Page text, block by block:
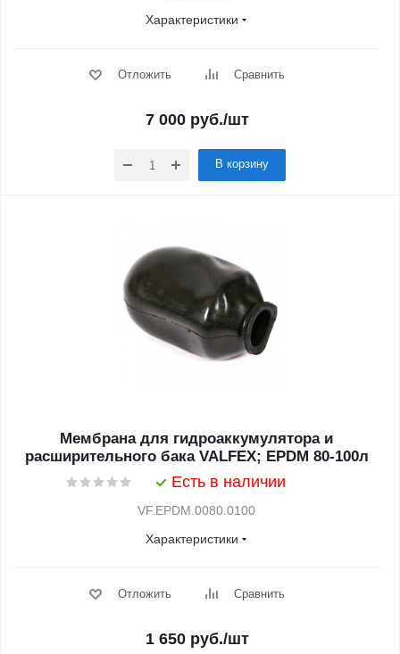
Характеристики
Отложить Сравнить
7 000руб./шт
В корзину
Мембрана для гидроаккумулятора и
расширительного бака VALFEX; EPDM 80-100л
Есть в наличии
VF.EPDM.0080.0100
Характеристики
Отложить Сравнить
1 650руб./шт